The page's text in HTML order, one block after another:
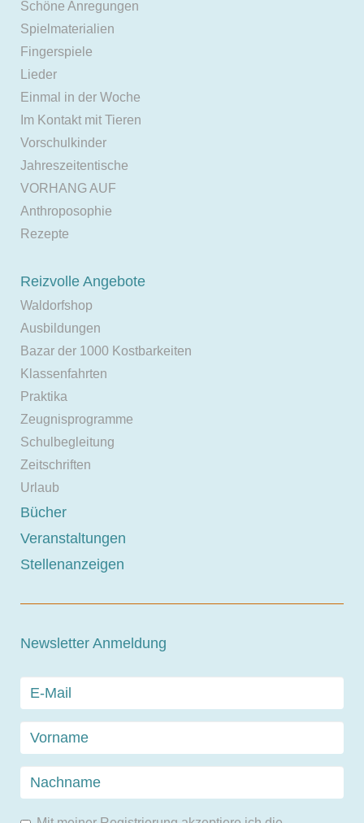
Schöne Anregungen
Spielmaterialien
Fingerspiele
Lieder
Einmal in der Woche
Im Kontakt mit Tieren
Vorschulkinder
Jahreszeitentische
VORHANG AUF
Anthroposophie
Rezepte
Reizvolle Angebote
Waldorfshop
Ausbildungen
Bazar der 1000 Kostbarkeiten
Klassenfahrten
Praktika
Zeugnisprogramme
Schulbegleitung
Zeitschriften
Urlaub
Bücher
Veranstaltungen
Stellenanzeigen
Newsletter Anmeldung